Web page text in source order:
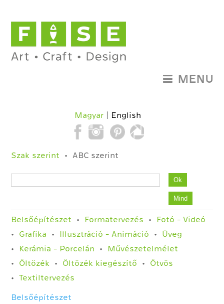
Magyar English
MENU
Szak szerint ABC szerint
Belsőépítészet Formatervezés
Fotó - Videó
Grafika
Illusztráció - Animáció
Kerámia - Porcelán
Művészetelmélet
Öltözék
Öltözék kiegészítő
Ötvös
Textiltervezés
Üveg
Belsőépítészet